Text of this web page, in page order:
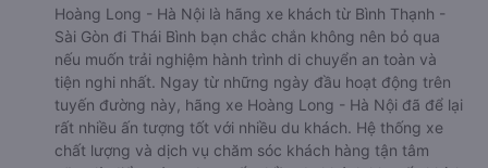
Hoàng Long - Hà Nội là hãng xe khách từ Bình Thạnh -
Sài Gòn đi Thái Bình bạn chắc chắn không nên bỏ qua
nếu muốn trải nghiệm hành trình di chuyển an toàn và
tiện nghi nhất. Ngay từ những ngày đầu hoạt động trên
tuyến đường này, hãng xe Hoàng Long - Hà Nội đã để lại
rất nhiều ấn tượng tốt với nhiều du khách. Hệ thống xe
chất lượng và dịch vụ chăm sóc khách hàng tận tâm